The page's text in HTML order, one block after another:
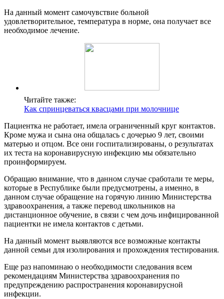
На данный момент самочувствие больной
удовлетворительное, температура в норме, она получает все
необходимое лечение.
Читайте также:
Как спринцеваться квасцами при молочнице
Пациентка не работает, имела ограниченный круг контактов.
Кроме мужа и сына она общалась с дочерью 9 лет, своими
матерью и отцом. Все они госпитализированы, о результатах
их теста на коронавирусную инфекцию мы обязательно
проинформируем.
Обращаю внимание, что в данном случае сработали те меры,
которые в Республике были предусмотрены, а именно, в
данном случае обращение на горячую линию Министерства
здравоохранения, а также перевод школьников на
дистанционное обучение, в связи с чем дочь инфицированной
пациентки не имела контактов с детьми.
На данный момент выявляются все возможные контакты
данной семьи для изолирования и прохождения тестирования.
Еще раз напоминаю о необходимости следования всем
рекомендациям Министерства здравоохранения по
предупреждению распространения коронавирусной
инфекции.